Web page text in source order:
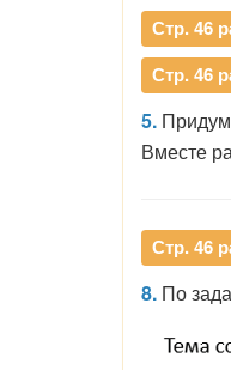
Стр. 46
Стр. 46
5.
Вместе
Стр. 46
8. По